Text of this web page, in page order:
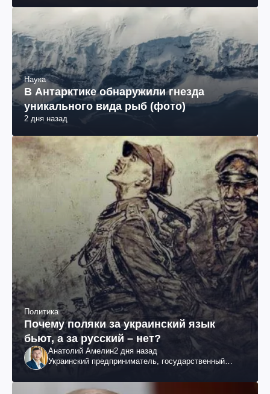
Наука
В Антарктике обнаружили гнезда
уникального вида рыб (фото)
2 дня назад
Политика
Почему поляки за украинский язык
бьют, а за русский – нет?
Анатолий Амелин2 дня назад
Украинский предприниматель, государственный